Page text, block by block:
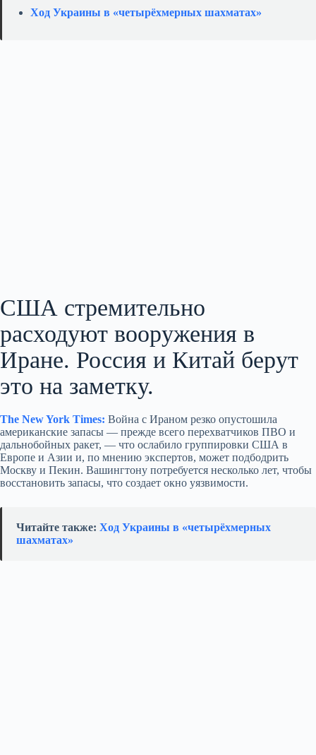
Ход Украины в «четырёхмерных шахматах»
США стремительно
расходуют вооружения в
Иране. Россия и Китай берут
это на заметку.
The New York Times: Война с Ираном резко опустошила
американские запасы — прежде всего перехватчиков ПВО и
дальнобойных ракет, — что ослабило группировки США в
Европе и Азии и, по мнению экспертов, может подбодрить
Москву и Пекин. Вашингтону потребуется несколько лет, чтобы
восстановить запасы, что создает окно уязвимости.
Читайте также: Ход Украины в «четырёхмерных
шахматах»